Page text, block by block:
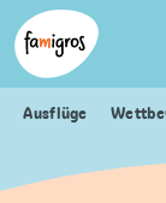
Sprungmarken
Navigation
Header
Logo
Ausflüge